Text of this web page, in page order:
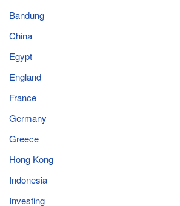
Bandung
China
Egypt
England
France
Germany
Greece
Hong Kong
Indonesia
Investing